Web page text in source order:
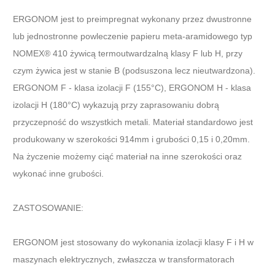
ERGONOM jest to preimpregnat wykonany przez dwustronne
lub jednostronne powleczenie papieru meta-aramidowego typ
NOMEX® 410 żywicą termoutwardzalną klasy F lub H, przy
czym żywica jest w stanie B (podsuszona lecz nieutwardzona).
ERGONOM F - klasa izolacji F (155°C), ERGONOM H - klasa
izolacji H (180°C) wykazują przy zaprasowaniu dobrą
przyczepność do wszystkich metali. Materiał standardowo jest
produkowany w szerokości 914mm i grubości 0,15 i 0,20mm.
Na życzenie możemy ciąć materiał na inne szerokości oraz
wykonać inne grubości.
ZASTOSOWANIE:
ERGONOM jest stosowany do wykonania izolacji klasy F i H w
maszynach elektrycznych, zwłaszcza w transformatorach